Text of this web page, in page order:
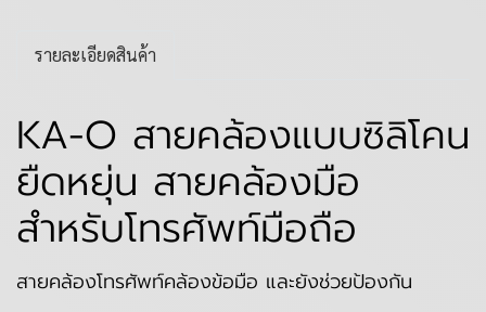
รายละเอียดสินค้า
KA-O สายคล้องแบบซิลิโคน
ยืดหยุ่น สายคล้องมือ
สำหรับโทรศัพท์มือถือ
สายคล้องโทรศัพท์คล้องข้อมือ และยังช่วยป้องกัน